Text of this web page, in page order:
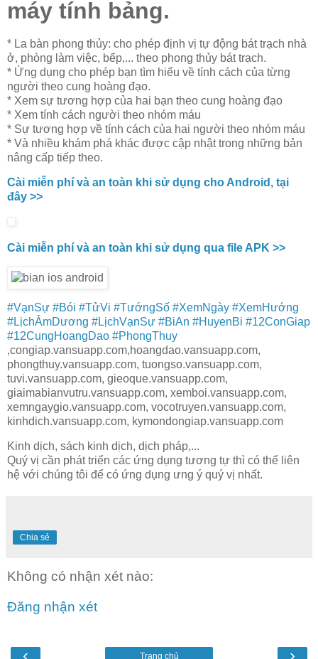
máy tính bảng.
* La bàn phong thủy: cho phép định vị tự động bát trạch nhà
ở, phòng làm việc, bếp,... theo phong thủy bát trạch.
* Ứng dụng cho phép bạn tìm hiểu về tính cách của từng
người theo cung hoàng đạo.
* Xem sự tương hợp của hai bạn theo cung hoàng đạo
* Xem tính cách người theo nhóm máu
* Sự tương hợp về tính cách của hai người theo nhóm máu
* Và nhiều khám phá khác được cập nhật trong những bản
nâng cấp tiếp theo.
Cài miễn phí và an toàn khi sử dụng cho Android, tại
đây >>
Cài miễn phí và an toàn khi sử dụng qua file APK >>
#VạnSự #Bói #TửVi #TướngSố #XemNgày #XemHướng
#LịchÂmDương #LịchVạnSự #BiAn #HuyenBi #12ConGiap
#12CungHoangDao #PhongThuy
,congiap.vansuapp.com,hoangdao.vansuapp.com,
phongthuy.vansuapp.com, tuongso.vansuapp.com,
tuvi.vansuapp.com, gieoque.vansuapp.com,
giaimabianvutru.vansuapp.com, xemboi.vansuapp.com,
xemngaygio.vansuapp.com, vocotruyen.vansuapp.com,
kinhdich.vansuapp.com, kymondongiap.vansuapp.com
Kinh dịch, sách kinh dịch, dịch pháp,...
Quý vị cần phát triển các ứng dụng tương tự thì có thể liên
hệ với chúng tôi để có ứng dụng ưng ý quý vị nhất.
Chia sẻ
Không có nhận xét nào:
Đăng nhận xét
‹ ›
Trang chủ